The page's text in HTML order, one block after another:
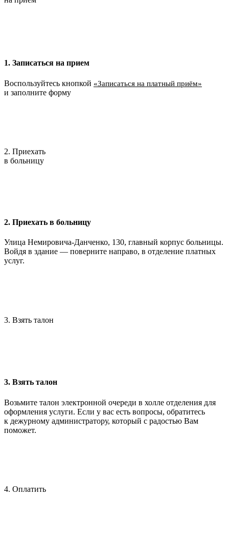
1. Записаться на прием
Воспользуйтесь кнопкой «Записаться на платный приём»
и заполните форму
2. Приехать
в больницу
2. Приехать в больницу
Улица Немировича-Данченко, 130, главный корпус больницы.
Войдя в здание — поверните направо, в отделение платных
услуг.
3. Взять талон
3. Взять талон
Возьмите талон электронной очереди в холле отделения для
оформления услуги. Если у вас есть вопросы, обратитесь
к дежурному администратору, который с радостью Вам
поможет.
4. Оплатить